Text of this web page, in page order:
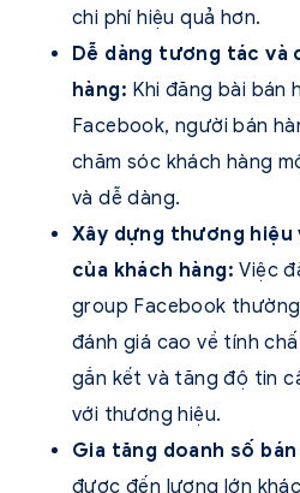
chi phí hiệu quả hơn.
Dễ dàng tương tác và
hàng: Khi đăng bài bán
Facebook, người bán
chăm sóc khách hàng
và dễ dàng.
Xây dựng thương
của khách hàng: Việc
group Facebook
đánh giá cao về tính
gắn kết và tăng độ tin
với thương hiệu.
Gia tăng doanh số bán
được đến lượng lớn